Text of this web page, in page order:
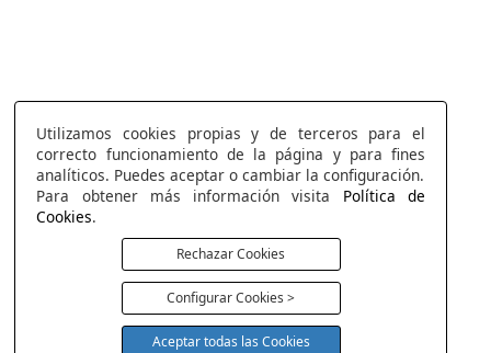
Utilizamos cookies propias y de terceros para el
correcto funcionamiento de la página y para fines
analíticos. Puedes aceptar o cambiar la configuración.
Para obtener más información visita Política de
Cookies.
Rechazar Cookies
Configurar Cookies >
Aceptar todas las Cookies